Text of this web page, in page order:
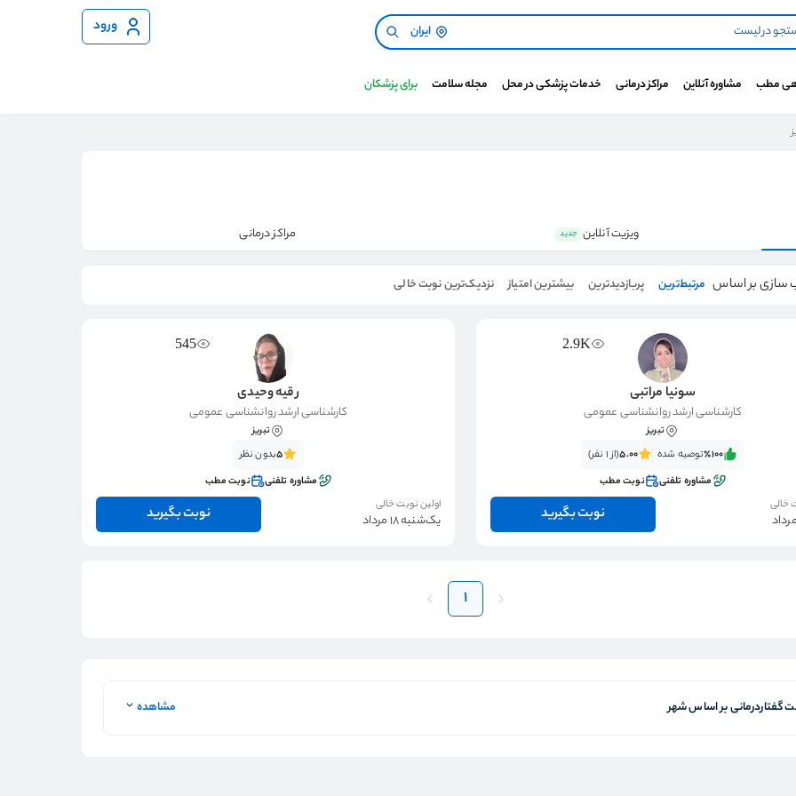
ایران ورود
مطب مشاوره آنلاین مراکز درمانی خدمات پزشکی در محل مجله سلامت برای پزشکان
ویزیت آنلاین جدید مراکز درمانی
سازی بر اساس مرتبط‌ترین پربازدیدترین بیشترین امتیاز نزدیک‌ترین نوبت خالی
2.9K
سونیا مراتبی
کارشناسی ارشد روانشناسی عمومی
تبریز
٪100‌‌‌توصیه شده 5.00(از 1 نفر)
مشاوره تلفنی
نوبت مطب
خالی
نوبت بگیرید
545
رقیه وحیدی
کارشناسی ارشد روانشناسی عمومی
تبریز
5بدون نظر
مشاوره تلفنی
نوبت مطب
اولین نوبت خالی
یک‌شنبه 18 مرداد نوبت بگیرید
1
گفتاردرمانی بر اساس شهر مشاهده